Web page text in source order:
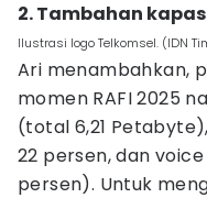
2. Tambahan
Ilustrasi logo Telkomsel. (IDN
Ari menambahkan,
momen RAFI 2025
(total 6,21
22 persen, dan
persen). Untuk